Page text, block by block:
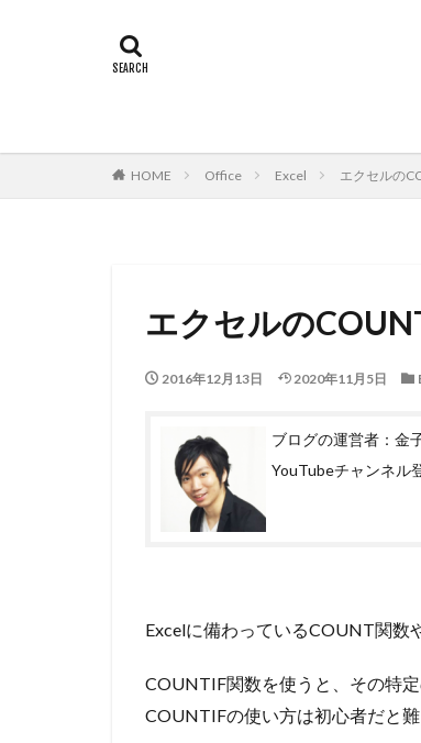
HOME Office Excel エクセルの
エクセルの
2016年12月13日 2020年11月5日
ブログの運営者：金
YouTubeチャンネル
Excelに備わっているCOUNT関数
COUNTIF関数を使うと、その特
COUNTIFの使い方は初心者だと